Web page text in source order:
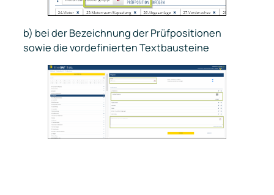
b) bei der Bezeichnung der Prüfpositionen
sowie die vordefinierten Textbausteine